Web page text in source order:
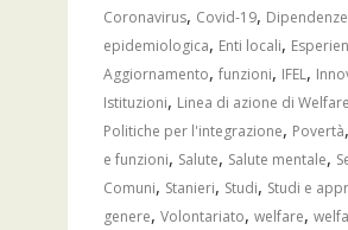
Coronavirus, Covid-19, Dipendenze
epidemiologica, Enti locali,
Aggiornamento, funzioni, IFEL,
Istituzioni, Linea di azione di Welfare
Politiche per l'integrazione, Povertà,
e funzioni, Salute, Salute mentale,
Comuni, Stanieri, Studi, Studi e
genere, Volontariato, welfare,